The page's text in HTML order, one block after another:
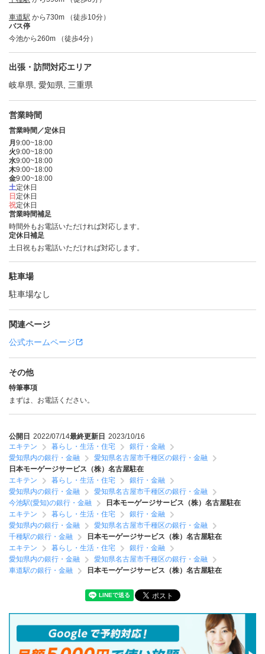
車道駅 から730m （徒歩10分）
バス停
今池から260m （徒歩4分）
出張・訪問対応エリア
岐阜県, 愛知県, 三重県
営業時間
営業時間／定休日
月 9:00~18:00
火9:00~18:00
水9:00~18:00
木9:00~18:00
金9:00~18:00
土定休日
日 定休日
祝定休日
営業時間補足
時間外もお電話いただければ対応します。
定休日補足
土日祝もお電話いただければ対応します。
駐車場
駐車場なし
関連ページ
公式ホームページ
その他
特筆事項
まずは、お電話ください。
公開日 2022/07/14最終更新日 2023/10/16
エキテン
暮らし・生活・住宅
銀行・金融
愛知県内の銀行・金融
愛知県名古屋市千種区の銀行・金融
日本モーゲージサービス（株）名古屋駐在
エキテン
暮らし・生活・住宅
銀行・金融
愛知県内の銀行・金融
愛知県名古屋市千種区の銀行・金融
今池駅(愛知)の銀行・金融
日本モーゲージサービス（株）名古屋駐在
エキテン
暮らし・生活・住宅
銀行・金融
愛知県内の銀行・金融
愛知県名古屋市千種区の銀行・金融
千種駅の銀行・金融
日本モーゲージサービス（株）名古屋駐在
エキテン
暮らし・生活・住宅
銀行・金融
愛知県内の銀行・金融
愛知県名古屋市千種区の銀行・金融
車道駅の銀行・金融
日本モーゲージサービス（株）名古屋駐在